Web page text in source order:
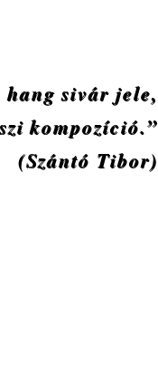
hang sivár jele,
kompozíció.”
(Szántó Tibor)